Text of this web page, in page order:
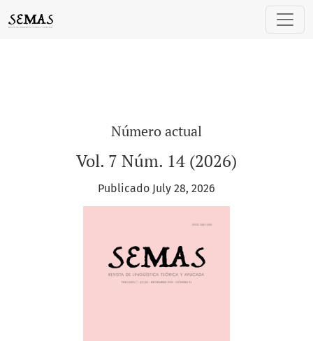
Semas
Número actual
Vol. 7 Núm. 14 (2026)
Publicado July 28, 2026